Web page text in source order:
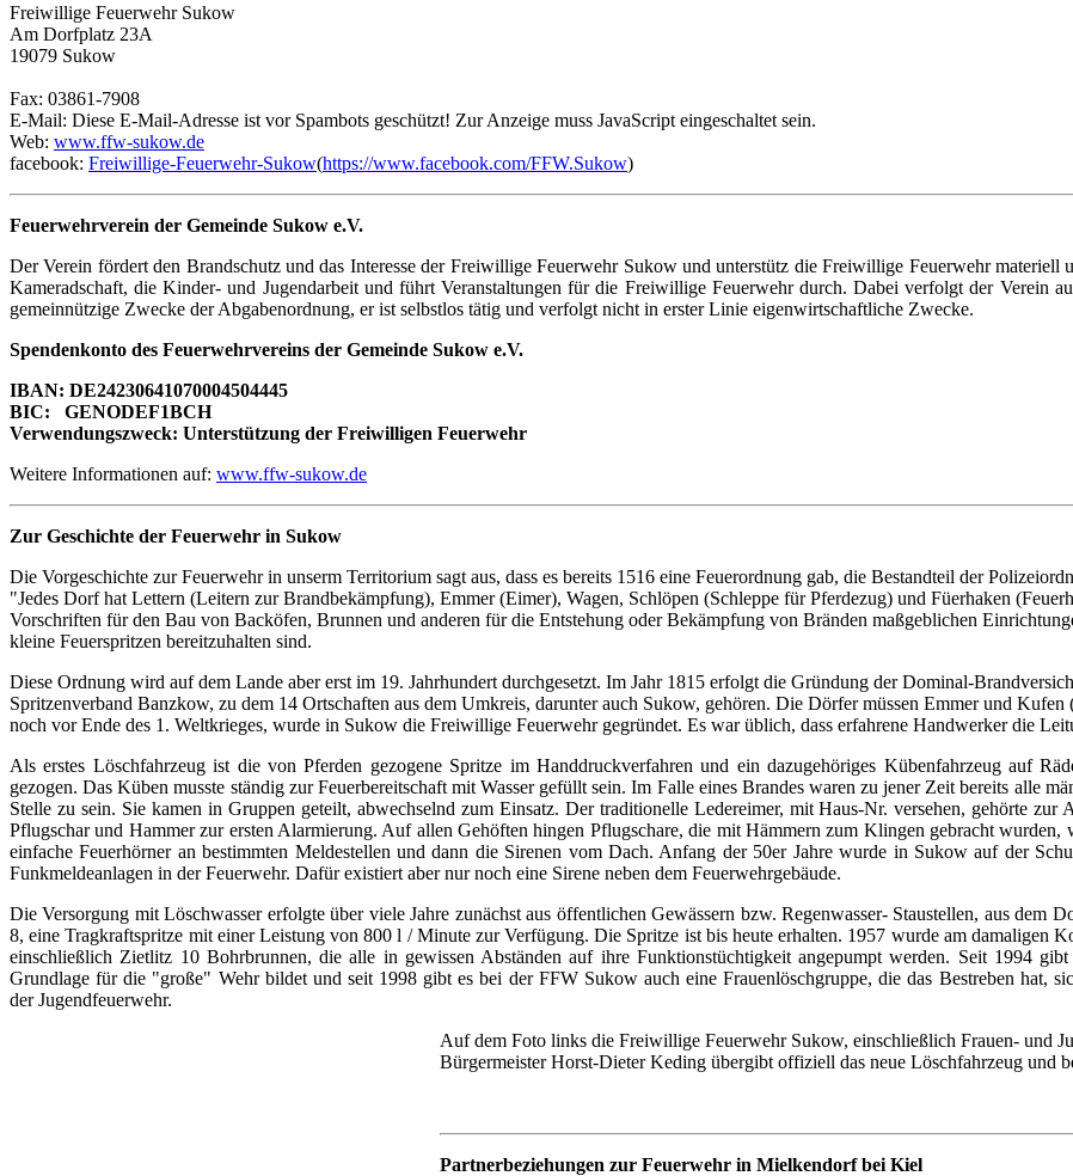
Freiwillige Feuerwehr Sukow
Am Dorfplatz 23A
19079 Sukow
Fax: 03861-7908
E-Mail: Diese E-Mail-Adresse ist vor Spambots geschützt! Zur Anzeige muss JavaScript eingeschaltet sein.
Web: www.ffw-sukow.de
facebook: Freiwillige-Feuerwehr-Sukow(https://www.facebook.com/FFW.Sukow)
Feuerwehrverein der Gemeinde Sukow e.V.
Der Verein fördert den Brandschutz und das Interesse der Freiwillige Feuerwehr Sukow und unterstütz die Freiwillige Feuerwehr materiell
Kameradschaft, die Kinder- und Jugendarbeit und führt Veranstaltungen für die Freiwillige Feuerwehr durch. Dabei verfolgt der Verein
gemeinnützige Zwecke der Abgabenordnung, er ist selbstlos tätig und verfolgt nicht in erster Linie eigenwirtschaftliche Zwecke.
Spendenkonto des Feuerwehrvereins der Gemeinde Sukow e.V.
IBAN: DE24230641070004504445
BIC: GENODEF1BCH
Verwendungszweck: Unterstützung der Freiwilligen Feuerwehr
Weitere Informationen auf: www.ffw-sukow.de
Zur Geschichte der Feuerwehr in Sukow
Die Vorgeschichte zur Feuerwehr in unserm Territorium sagt aus, dass es bereits 1516 eine Feuerordnung gab, die Bestandteil der
"Jedes Dorf hat Lettern (Leitern zur Brandbekämpfung), Emmer (Eimer), Wagen, Schlöpen (Schleppe für Pferdezug) und Füerhaken
Vorschriften für den Bau von Backöfen, Brunnen und anderen für die Entstehung oder Bekämpfung von Bränden maßgeblichen
kleine Feuerspritzen bereitzuhalten sind.
Diese Ordnung wird auf dem Lande aber erst im 19. Jahrhundert durchgesetzt. Im Jahr 1815 erfolgt die Gründung der Dominal-
Spritzenverband Banzkow, zu dem 14 Ortschaften aus dem Umkreis, darunter auch Sukow, gehören. Die Dörfer müssen Emmer und
noch vor Ende des 1. Weltkrieges, wurde in Sukow die Freiwillige Feuerwehr gegründet. Es war üblich, dass erfahrene Handwerker die
Als erstes Löschfahrzeug ist die von Pferden gezogene Spritze im Handdruckverfahren und ein dazugehöriges Kübenfahrzeug auf
gezogen. Das Küben musste ständig zur Feuerbereitschaft mit Wasser gefüllt sein. Im Falle eines Brandes waren zu jener Zeit bereits alle
Stelle zu sein. Sie kamen in Gruppen geteilt, abwechselnd zum Einsatz. Der traditionelle Ledereimer, mit Haus-Nr. versehen, gehörte
Pflugschar und Hammer zur ersten Alarmierung. Auf allen Gehöften hingen Pflugschare, die mit Hämmern zum Klingen gebracht
einfache Feuerhörner an bestimmten Meldestellen und dann die Sirenen vom Dach. Anfang der 50er Jahre wurde in Sukow auf der
Funkmeldeanlagen in der Feuerwehr. Dafür existiert aber nur noch eine Sirene neben dem Feuerwehrgebäude.
Die Versorgung mit Löschwasser erfolgte über viele Jahre zunächst aus öffentlichen Gewässern bzw. Regenwasser- Staustellen, aus dem
8, eine Tragkraftspritze mit einer Leistung von 800 l / Minute zur Verfügung. Die Spritze ist bis heute erhalten. 1957 wurde am damaligen
einschließlich Zietlitz 10 Bohrbrunnen, die alle in gewissen Abständen auf ihre Funktionstüchtigkeit angepumpt werden. Seit 1994
Grundlage für die "große" Wehr bildet und seit 1998 gibt es bei der FFW Sukow auch eine Frauenlöschgruppe, die das Bestreben hat,
der Jugendfeuerwehr.
Auf dem Foto links die Freiwillige Feuerwehr Sukow, einschließlich Frauen- und
Bürgermeister Horst-Dieter Keding übergibt offiziell das neue Löschfahrzeug und
Partnerbeziehungen zur Feuerwehr in Mielkendorf bei Kiel